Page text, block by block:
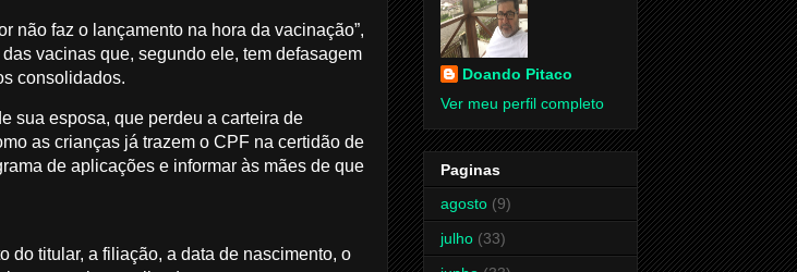
não faz o lançamento na hora da vacinação”,
vacinas que, segundo ele, tem defasagem
consolidados.
sua esposa, que perdeu a carteira de
as crianças já trazem o CPF na certidão de
de aplicações e informar às mães de que
do titular, a filiação, a data de nascimento, o
Doando Pitaco
Ver meu perfil completo
Paginas
agosto (9)
julho (33)